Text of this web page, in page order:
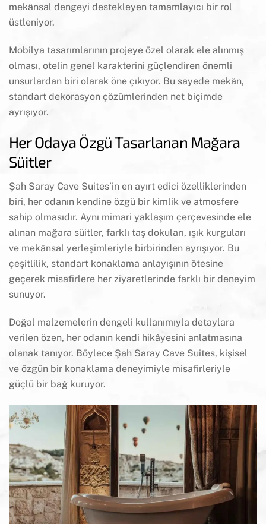
mekânsal dengeyi destekleyen tamamlayıcı bir rol
üstleniyor.
Mobilya tasarımlarının projeye özel olarak ele alınmış
olması, otelin genel karakterini güçlendiren önemli
unsurlardan biri olarak öne çıkıyor. Bu sayede mekân,
standart dekorasyon çözümlerinden net biçimde
ayrışıyor.
Her Odaya Özgü Tasarlanan Mağara
Süitler
Şah Saray Cave Suites’in en ayırt edici özelliklerinden
biri, her odanın kendine özgü bir kimlik ve atmosfere
sahip olmasıdır. Aynı mimari yaklaşım çerçevesinde ele
alınan mağara süitler, farklı taş dokuları, ışık kurguları
ve mekânsal yerleşimleriyle birbirinden ayrışıyor. Bu
çeşitlilik, standart konaklama anlayışının ötesine
geçerek misafirlere her ziyaretlerinde farklı bir deneyim
sunuyor.
Doğal malzemelerin dengeli kullanımıyla detaylara
verilen özen, her odanın kendi hikâyesini anlatmasına
olanak tanıyor. Böylece Şah Saray Cave Suites, kişisel
ve özgün bir konaklama deneyimiyle misafirleriyle
güçlü bir bağ kuruyor.